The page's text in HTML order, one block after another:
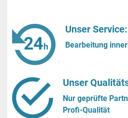
Unser Service:
Bearbeitung
Unser
Nur geprüfte
Profi-Qualität